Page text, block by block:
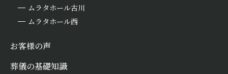
ムラタホール古川
ムラタホール西
お客様の声
葬儀の基礎知識